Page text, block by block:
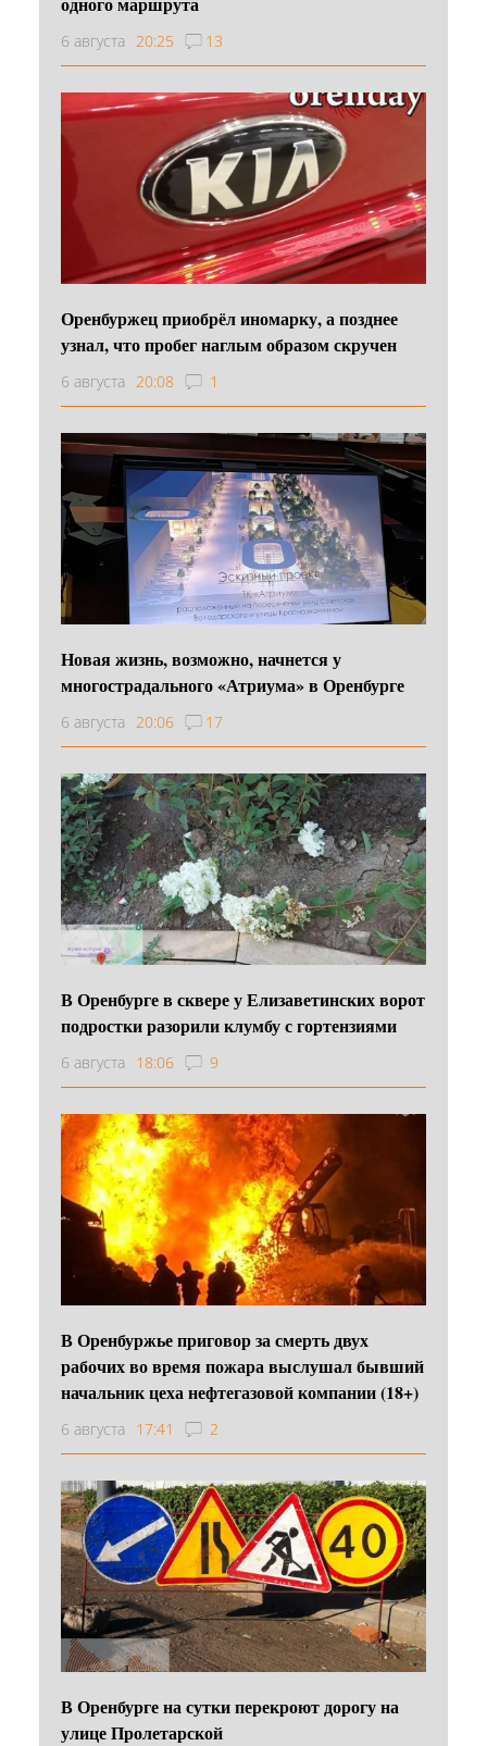
6 августа 20:25 13
Оренбуржец приобрёл иномарку, а позднее
узнал, что пробег наглым образом скручен
6 августа 20:08 1
Новая жизнь, возможно, начнется у
многострадального «Атриума» в Оренбурге
6 августа 20:06 17
В Оренбурге в сквере у Елизаветинских ворот
подростки разорили клумбу с гортензиями
6 августа 18:06 9
В Оренбуржье приговор за смерть двух
рабочих во время пожара выслушал бывший
начальник цеха нефтегазовой компании (18+)
6 августа 17:41 2
В Оренбурге на сутки перекроют дорогу на
улице Пролетарской